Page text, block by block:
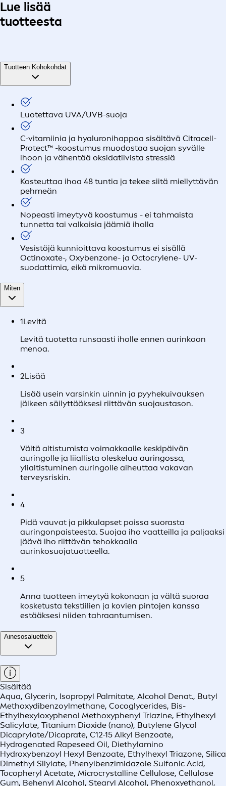
Lue lisää
tuotteesta
Tuotteen Kohokohdat
Luotettava UVA/UVB-suoja
C-vitamiinia ja hyaluronihappoa sisältävä Citracell-
Protect™ -koostumus muodostaa suojan syvälle
ihoon ja vähentää oksidatiivista stressiä
Kosteuttaa ihoa 48 tuntia ja tekee siitä miellyttävän
pehmeän
Nopeasti imeytyvä koostumus - ei tahmaista
tunnetta tai valkoisia jäämiä iholla
Vesistöjä kunnioittava koostumus ei sisällä
Octinoxate-, Oxybenzone- ja Octocrylene- UV-
suodattimia, eikä mikromuovia.
Miten
1Levitä
Levitä tuotetta runsaasti iholle ennen aurinkoon
menoa.
2Lisää
Lisää usein varsinkin uinnin ja pyyhekuivauksen
jälkeen säilyttääksesi riittävän suojaustason.
3
Vältä altistumista voimakkaalle keskipäivän
auringolle ja liiallista oleskelua auringossa,
ylialtistuminen auringolle aiheuttaa vakavan
terveysriskin.
4
Pidä vauvat ja pikkulapset poissa suorasta
auringonpaisteesta. Suojaa iho vaatteilla ja paljaaksi
jäävä iho riittävän tehokkaalla
aurinkosuojatuotteella.
5
Anna tuotteen imeytyä kokonaan ja vältä suoraa
kosketusta tekstiilien ja kovien pintojen kanssa
estääksesi niiden tahraantumisen.
Ainesosaluettelo
Sisältää
Aqua, Glycerin, Isopropyl Palmitate, Alcohol Denat., Butyl
Methoxydibenzoylmethane, Cocoglycerides, Bis-
Ethylhexyloxyphenol Methoxyphenyl Triazine, Ethylhexyl
Salicylate, Titanium Dioxide (nano), Butylene Glycol
Dicaprylate/Dicaprate, C12-15 Alkyl Benzoate,
Hydrogenated Rapeseed Oil, Diethylamino
Hydroxybenzoyl Hexyl Benzoate, Ethylhexyl Triazone, Silica
Dimethyl Silylate, Phenylbenzimidazole Sulfonic Acid,
Tocopheryl Acetate, Microcrystalline Cellulose, Cellulose
Gum, Behenyl Alcohol, Stearyl Alcohol, Phenoxyethanol,